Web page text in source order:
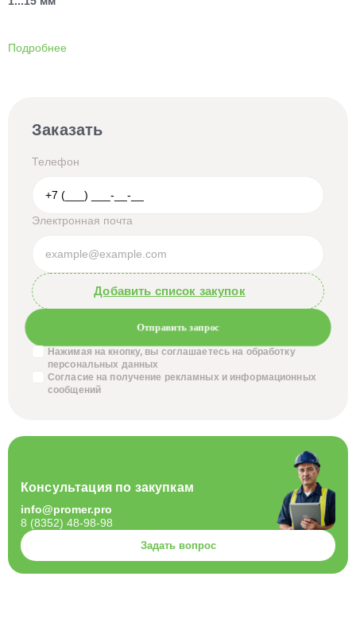
Подробнее
Заказать
Телефон
Электронная почта
Добавить список закупок
Отправить запрос
Нажимая на кнопку, вы соглашаетесь на обработку
персональных данных
Согласие на получение рекламных и информационных
сообщений
Консультация по закупкам
info@promer.pro
8 (8352) 48-98-98
Задать вопрос